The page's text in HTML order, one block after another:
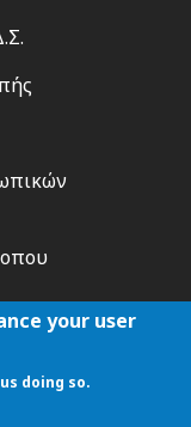
your user
doing so.